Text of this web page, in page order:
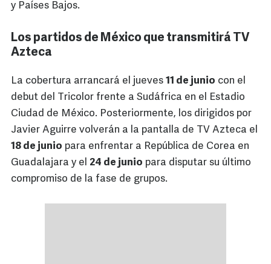
y Países Bajos.
Los partidos de México que transmitirá TV
Azteca
La cobertura arrancará el jueves 11 de junio con el
debut del Tricolor frente a Sudáfrica en el Estadio
Ciudad de México. Posteriormente, los dirigidos por
Javier Aguirre volverán a la pantalla de TV Azteca el
18 de junio para enfrentar a República de Corea en
Guadalajara y el 24 de junio para disputar su último
compromiso de la fase de grupos.